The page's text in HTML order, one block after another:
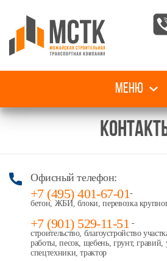
Меню
Офисный телефон:
+7 (495) 401-67-01-
бетон, ЖБИ, блоки, перевозка
+7 (901) 529-11-51 -
строительство, благоустройство
работы, песок, щебень, грунт, гравий,
спецтехники, трактор